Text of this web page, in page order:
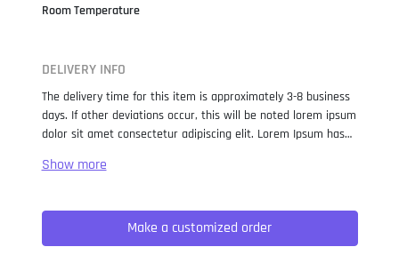
Room Temperature
DELIVERY INFO
The delivery time for this item is approximately 3-8 business
days. If other deviations occur, this will be noted lorem ipsum
dolor sit amet consectetur adipiscing elit. Lorem Ipsum has
when an unknown printer took a galley of type and
not only five centuries, but also the leap into electronic
typesetting, remaining essentially unchanged. It was
popularised in the 1960s with the release of Letraset sheets
Make a customized order